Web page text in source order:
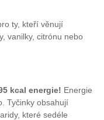
ty, kteří věnují
vanilky, citrónu nebo
kcal energie! Energie
Tyčinky obsahují
které sedéle